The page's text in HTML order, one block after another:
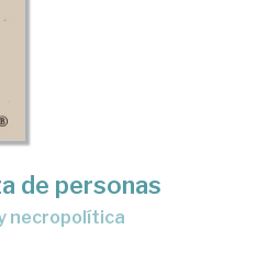
de personas
necropolítica